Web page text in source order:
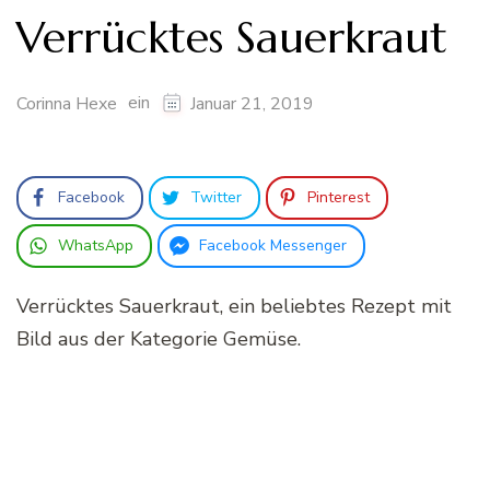
Verrücktes Sauerkraut
Corinna Hexe ein Januar 21, 2019
Facebook Twitter Pinterest
WhatsApp Facebook Messenger
Verrücktes Sauerkraut, ein beliebtes Rezept mit
Bild aus der Kategorie Gemüse.